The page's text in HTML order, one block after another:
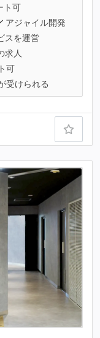
ト可
アジャイル開発
スを運営
求人
可
受けられる